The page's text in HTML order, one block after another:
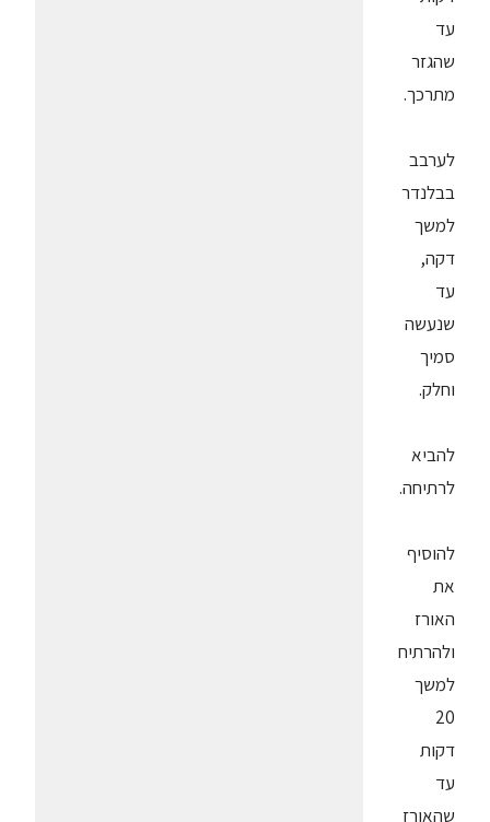
עד
שהגזר
מתרכך.
לערבב
בבלנדר
למשך
דקה,
עד
שנעשה
סמיך
וחלק.
להביא
לרתיחה.
להוסיף
את
האורז
ולהרתיח
למשך
20
דקות
עד
שהאורז